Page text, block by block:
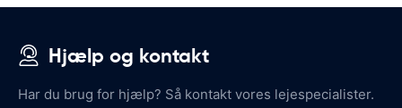
Hjælp og kontakt
Har du brug for hjælp? Så kontakt vores lejespecialister.